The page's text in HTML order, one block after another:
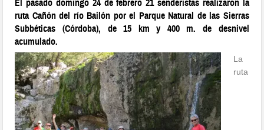
El pasado domingo 24 de febrero 21 senderistas realizaron la
ruta Cañón del río Bailón por el Parque Natural de las Sierras
Subbéticas (Córdoba), de 15 km y 400 m. de desnivel
acumulado.
La
ruta